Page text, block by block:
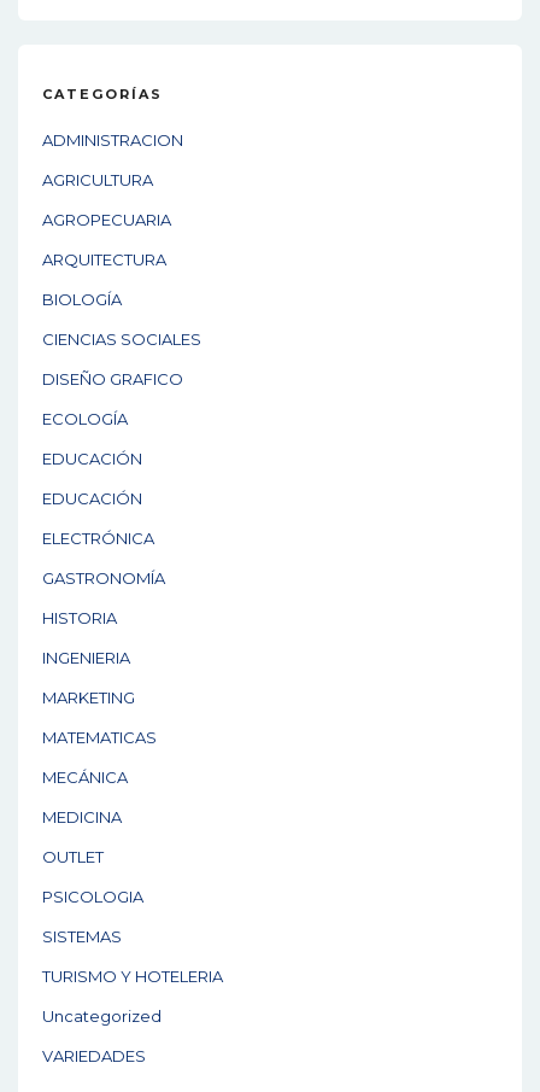
CATEGORÍAS
ADMINISTRACION
AGRICULTURA
AGROPECUARIA
ARQUITECTURA
BIOLOGÍA
CIENCIAS SOCIALES
DISEÑO GRAFICO
ECOLOGÍA
EDUCACIÓN
EDUCACIÓN
ELECTRÓNICA
GASTRONOMÍA
HISTORIA
INGENIERIA
MARKETING
MATEMATICAS
MECÁNICA
MEDICINA
OUTLET
PSICOLOGIA
SISTEMAS
TURISMO Y HOTELERIA
Uncategorized
VARIEDADES